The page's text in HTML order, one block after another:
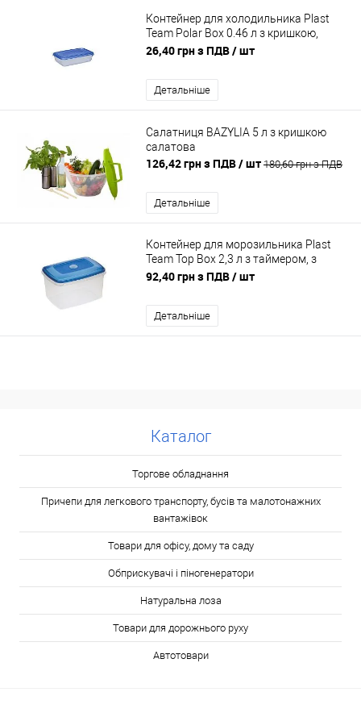
Контейнер для холодильника Plast
Team Polar Box 0.46 л з кришкою,
харчовий
26,40 грн з ПДВ/ шт
Детальніше
Салатниця BAZYLIA 5 л з кришкою
салатова
126,42 грн з ПДВ/ шт 180,60 грн з ПДВ
Детальніше
Контейнер для морозильника Plast
Team Top Box 2,3 л з таймером, з
кришкою, харчовий
92,40 грн з ПДВ/ шт
Детальніше
Каталог
Торгове обладнання
Причепи для легкового транспорту, бусів та малотонажних
вантажівок
Товари для офісу, дому та саду
Обприскувачі і піногенератори
Натуральна лоза
Товари для дорожнього руху
Автотовари